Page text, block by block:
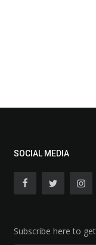
SOCIAL MEDIA
Subscribe here to